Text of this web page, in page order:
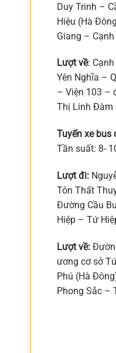
Duy Trinh –
Hiệu (Hà
Giang –
Lượt về:
Yên Nghĩa –
– Viện 103 –
Thị Linh Đàm
Tuyến xe bus
Tần suất: 8-
Lượt đi:
Tôn Thất
Đường Cầu
Hiệp – Tứ
Lượt về:
ương cơ sở
Phú (Hà
Phong Sắc –